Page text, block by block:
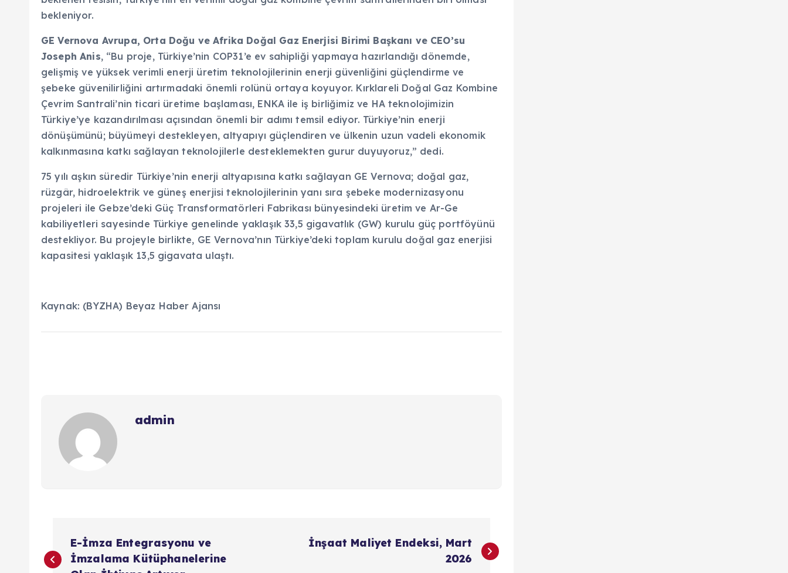
bekleniyor.
GE Vernova Avrupa, Orta Doğu ve Afrika Doğal Gaz Enerjisi Birimi Başkanı ve CEO’su
Joseph Anis, “Bu proje, Türkiye’nin COP31’e ev sahipliği yapmaya hazırlandığı dönemde,
gelişmiş ve yüksek verimli enerji üretim teknolojilerinin enerji güvenliğini güçlendirme ve
şebeke güvenilirliğini artırmadaki önemli rolünü ortaya koyuyor. Kırklareli Doğal Gaz Kombine
Çevrim Santrali’nin ticari üretime başlaması, ENKA ile iş birliğimiz ve HA teknolojimizin
Türkiye’ye kazandırılması açısından önemli bir adımı temsil ediyor. Türkiye’nin enerji
dönüşümünü; büyümeyi destekleyen, altyapıyı güçlendiren ve ülkenin uzun vadeli ekonomik
kalkınmasına katkı sağlayan teknolojilerle desteklemekten gurur duyuyoruz,” dedi.
75 yılı aşkın süredir Türkiye’nin enerji altyapısına katkı sağlayan GE Vernova; doğal gaz,
rüzgâr, hidroelektrik ve güneş enerjisi teknolojilerinin yanı sıra şebeke modernizasyonu
projeleri ile Gebze’deki Güç Transformatörleri Fabrikası bünyesindeki üretim ve Ar-Ge
kabiliyetleri sayesinde Türkiye genelinde yaklaşık 33,5 gigavatlık (GW) kurulu güç portföyünü
destekliyor. Bu projeyle birlikte, GE Vernova’nın Türkiye’deki toplam kurulu doğal gaz enerjisi
kapasitesi yaklaşık 13,5 gigavata ulaştı.
Kaynak: (BYZHA) Beyaz Haber Ajansı
admin
E-İmza Entegrasyonu ve
İmzalama Kütüphanelerine
İnşaat Maliyet Endeksi, Mart
2026